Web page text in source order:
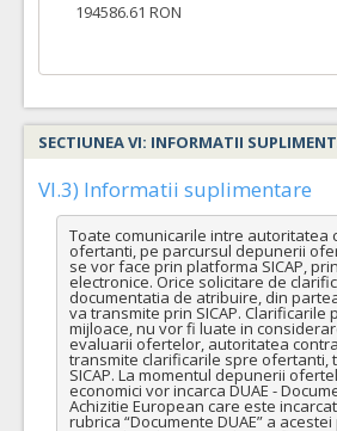
194586.61 RON
SECTIUNEA VI: INFORMATII
VI.3) Informatii suplimentare
Toate comunicarile intre autoritatea
ofertanti, pe parcursul depunerii
se vor face prin platforma SICAP,
electronice. Orice solicitare de
documentatia de atribuire, din
va transmite prin SICAP. Clarificarile
mijloace, nu vor fi luate in
evaluarii ofertelor, autoritatea
transmite clarificarile spre ofertanti,
SICAP. La momentul depunerii
economici vor incarca DUAE -
Achizitie European care este incarcat
rubrica “Documente DUAE” a